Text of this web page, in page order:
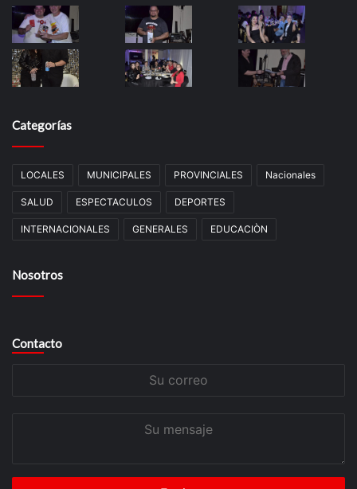
Categorías
LOCALES MUNICIPALES PROVINCIALES Nacionales
SALUD ESPECTACULOS DEPORTES
INTERNACIONALES GENERALES EDUCACIÒN
Nosotros
Contacto